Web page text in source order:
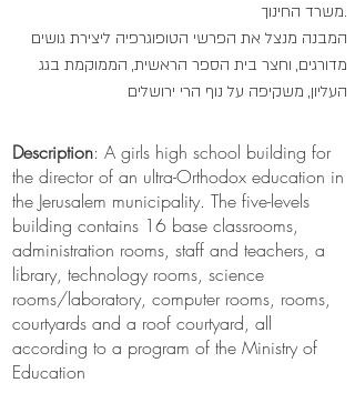
משרד החינוך.
המבנה מנצל את הפרשי הטופוגרפיה ליצירת גושים
מדורגים, וחצר בית הספר הראשית, הממוקמת בגג
העליון, משקיפה על נוף הרי ירושלים
Description: A girls high school building for
the director of an ultra-Orthodox education in
the Jerusalem municipality. The five-levels
building contains 16 base classrooms,
administration rooms, staff and teachers, a
library, technology rooms, science
rooms/laboratory, computer rooms, rooms,
courtyards and a roof courtyard, all
according to a program of the Ministry of
Education